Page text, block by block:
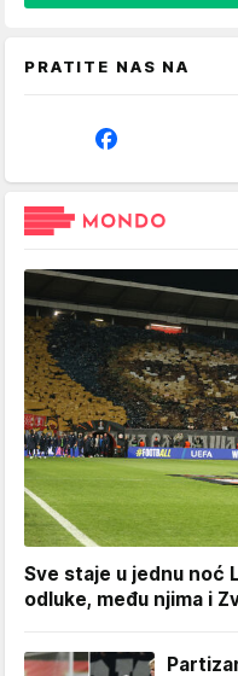
PRATITE NAS NA
Sve staje u jednu noć
odluke, među njima i